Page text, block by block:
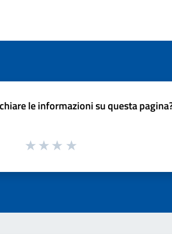
le informazioni su questa